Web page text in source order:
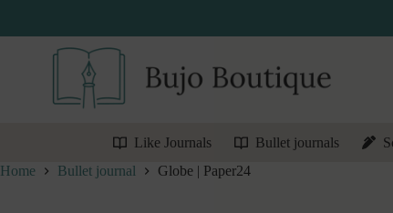
de
Like Journals Bullet journals
Home
Bullet journal Globe | Paper24